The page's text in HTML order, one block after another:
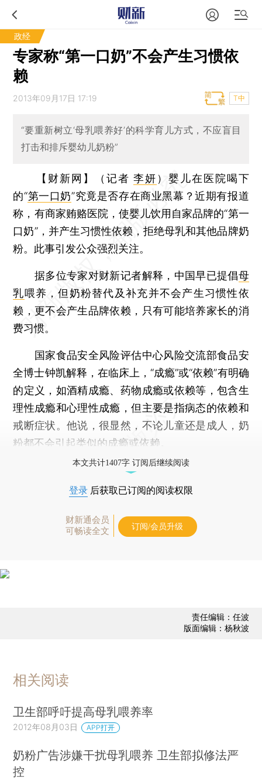
政经
专家称“第一口奶”不会产生习惯依
赖
2013年09月17日 17:19 T中
“要重新树立‘母乳喂养好’的科学育儿方式，不应盲目
打击和排斥婴幼儿奶粉”
【财新网】（记者李妍 ）婴儿在医院喝下
的“第一口奶”究竟是否存在商业黑幕？近期有报道
称，有商家贿赂医院，使婴儿饮用自家品牌的“第一
口奶”，并产生习惯性依赖，拒绝母乳和其他品牌奶
粉。此事引发公众强烈关注。
据多位专家对财新记者解释，中国早已提倡母
乳喂养，但奶粉替代及补充并不会产生习惯性依
赖，更不会产生品牌依赖，只有可能培养家长的消
费习惯。
国家食品安全风险评估中心风险交流部食品安
全博士钟凯解释，在临床上，“成瘾”或“依赖”有明确
的定义，如酒精成瘾、药物成瘾或依赖等，包含生
理性成瘾和心理性成瘾，但主要是指病态的依赖和
戒断症状。他说，很显然，不论儿童还是成人，奶
粉都不会引起类似的成瘾或依赖。
本文共计1407字 订阅后继续阅读
登录 后获取已订阅的阅读权限
财新通会员
可畅读全文
订阅/会员升级
责任编辑：任波
版面编辑：杨秋波
相关阅读
卫生部呼吁提高母乳喂养率
2012年08月03日 APP打开
奶粉广告涉嫌干扰母乳喂养 卫生部拟修法严
控